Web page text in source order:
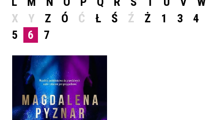
X
Y Z Ó Ć Ł Ś Ź Ż 1 3
4
5
6 7